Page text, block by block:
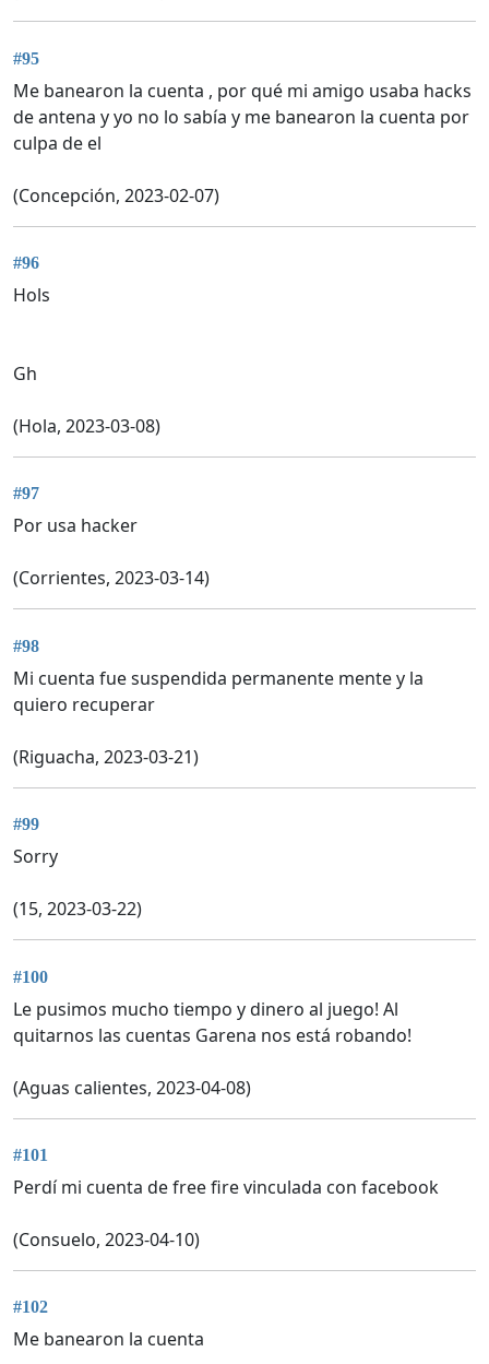
#95
Me banearon la cuenta , por qué mi amigo usaba hacks
de antena y yo no lo sabía y me banearon la cuenta por
culpa de el
(Concepción, 2023-02-07)
#96
Hols
Gh
(Hola, 2023-03-08)
#97
Por usa hacker
(Corrientes, 2023-03-14)
#98
Mi cuenta fue suspendida permanente mente y la
quiero recuperar
(Riguacha, 2023-03-21)
#99
Sorry
(15, 2023-03-22)
#100
Le pusimos mucho tiempo y dinero al juego! Al
quitarnos las cuentas Garena nos está robando!
(Aguas calientes, 2023-04-08)
#101
Perdí mi cuenta de free fire vinculada con facebook
(Consuelo, 2023-04-10)
#102
Me banearon la cuenta